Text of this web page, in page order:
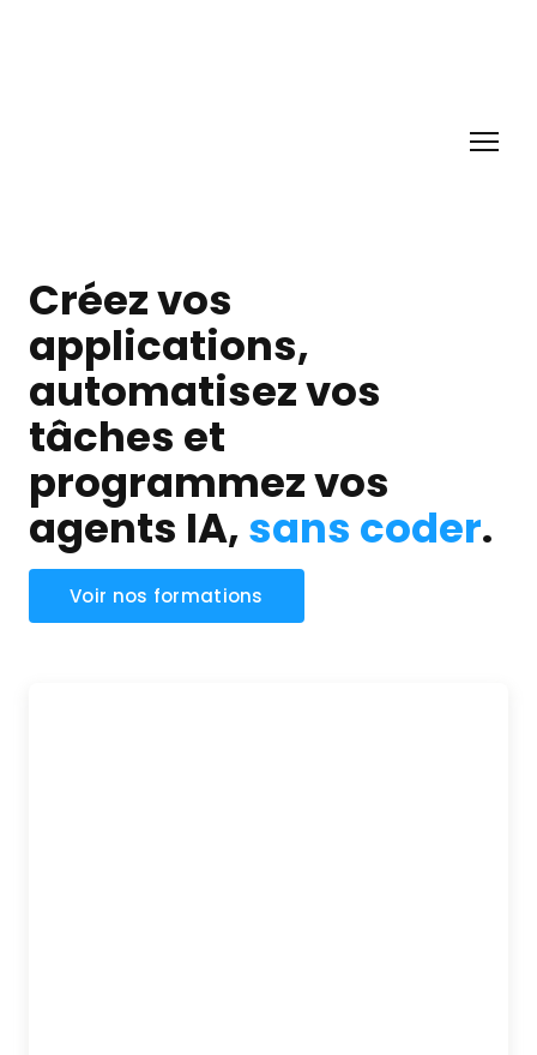
Créez vos
applications,
automatisez vos
tâches et
programmez vos
agents IA,sans coder.
Voir nos formations